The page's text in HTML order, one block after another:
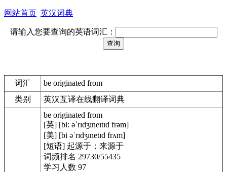
网站首页 英汉词典
请输入您要查询的英语词汇：
词汇
be originated from
类别
英汉互译在线翻译词典
be originated from
[英] [bi: əˈrɪdʒɪneɪtɪd frəm]
[美] [bi əˈrɪdʒɪnetɪd frʌm]
[短语] 起源于；来源于
词频排名 29730/55435
学习人数 97